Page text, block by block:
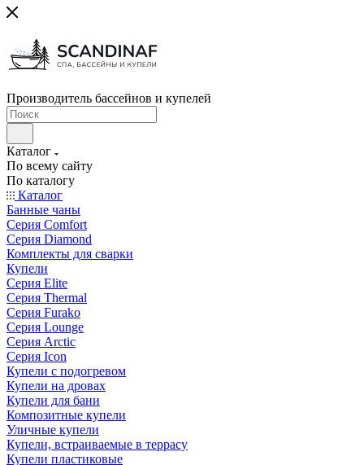
Производитель бассейнов и купелей
Каталог
По всему сайту
По каталогу
Каталог
Банные чаны
Серия Comfort
Серия Diamond
Комплекты для сварки
Купели
Серия Elite
Серия Thermal
Серия Furako
Серия Lounge
Серия Arctic
Серия Icon
Купели с подогревом
Купели на дровах
Купели для бани
Композитные купели
Уличные купели
Купели, встраиваемые в террасу
Купели пластиковые